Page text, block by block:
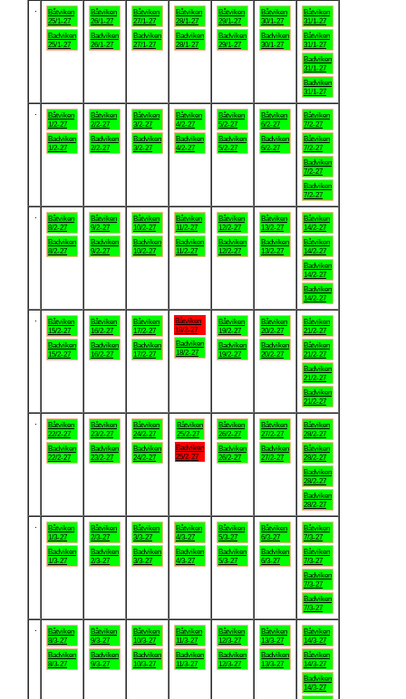
Båtviken
25/1-27
Badviken
25/1-27
Båtviken
26/1-27
Badviken
26/1-27
Båtviken
27/1-27
Badviken
27/1-27
Båtviken
28/1-27
Badviken
28/1-27
Båtviken
29/1-27
Badviken
29/1-27
Båtviken
30/1-27
Badviken
30/1-27
Båtviken
31/1-27
Båtviken
31/1-27
Badviken
31/1-27
Badviken
31/1-27
Båtviken
1/2-27
Badviken
1/2-27
Båtviken
2/2-27
Badviken
2/2-27
Båtviken
3/2-27
Badviken
3/2-27
Båtviken
4/2-27
Badviken
4/2-27
Båtviken
5/2-27
Badviken
5/2-27
Båtviken
6/2-27
Badviken
6/2-27
Båtviken
7/2-27
Båtviken
7/2-27
Badviken
7/2-27
Badviken
7/2-27
Båtviken
8/2-27
Badviken
8/2-27
Båtviken
9/2-27
Badviken
9/2-27
Båtviken
10/2-27
Badviken
10/2-27
Båtviken
11/2-27
Badviken
11/2-27
Båtviken
12/2-27
Badviken
12/2-27
Båtviken
13/2-27
Badviken
13/2-27
Båtviken
14/2-27
Båtviken
14/2-27
Badviken
14/2-27
Badviken
14/2-27
Båtviken
15/2-27
Badviken
15/2-27
Båtviken
16/2-27
Badviken
16/2-27
Båtviken
17/2-27
Badviken
17/2-27
Båtviken
18/2-27
Badviken
18/2-27
Båtviken
19/2-27
Badviken
19/2-27
Båtviken
20/2-27
Badviken
20/2-27
Båtviken
21/2-27
Båtviken
21/2-27
Badviken
21/2-27
Badviken
21/2-27
Båtviken
22/2-27
Badviken
22/2-27
Båtviken
23/2-27
Badviken
23/2-27
Båtviken
24/2-27
Badviken
24/2-27
Båtviken
25/2-27
Badviken
25/2-27
Båtviken
26/2-27
Badviken
26/2-27
Båtviken
27/2-27
Badviken
27/2-27
Båtviken
28/2-27
Båtviken
28/2-27
Badviken
28/2-27
Badviken
28/2-27
Båtviken
1/3-27
Badviken
1/3-27
Båtviken
2/3-27
Badviken
2/3-27
Båtviken
3/3-27
Badviken
3/3-27
Båtviken
4/3-27
Badviken
4/3-27
Båtviken
5/3-27
Badviken
5/3-27
Båtviken
6/3-27
Badviken
6/3-27
Båtviken
7/3-27
Båtviken
7/3-27
Badviken
7/3-27
Badviken
7/3-27
Båtviken
8/3-27
Badviken
8/3-27
Båtviken
9/3-27
Badviken
9/3-27
Båtviken
10/3-27
Badviken
10/3-27
Båtviken
11/3-27
Badviken
11/3-27
Båtviken
12/3-27
Badviken
12/3-27
Båtviken
13/3-27
Badviken
13/3-27
Båtviken
14/3-27
Båtviken
14/3-27
Badviken
14/3-27